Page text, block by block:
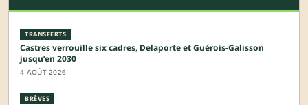
TRANSFERTS
Castres verrouille six cadres, Delaporte et Guérois-Galisson
jusqu’en 2030
4 AOÛT 2026
BRÈVES